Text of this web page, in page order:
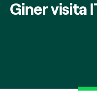
Giner visita